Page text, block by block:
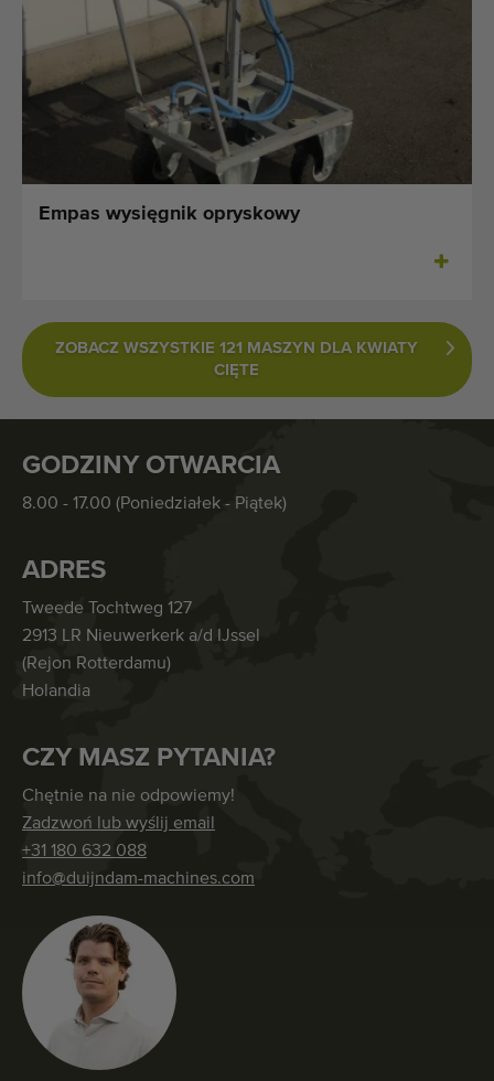
Empas wysięgnik opryskowy
ZOBACZ WSZYSTKIE 121 MASZYN DLA KWIATY
CIĘTE
GODZINY OTWARCIA
8.00 - 17.00 (Poniedziałek - Piątek)
ADRES
Tweede Tochtweg 127
2913 LR Nieuwerkerk a/d IJssel
(Rejon Rotterdamu)
Holandia
CZY MASZ PYTANIA?
Chętnie na nie odpowiemy!
Zadzwoń lub wyślij email
+31 180 632 088
info@duijndam-machines.com